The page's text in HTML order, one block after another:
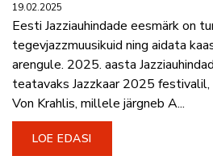
19.02.2025
Eesti Jazziauhindade eesmärk on
tegevjazzmuusikuid ning aidata
arengule. 2025. aasta
teatavaks Jazzkaar 2025
Von Krahlis, millele järgneb A...
LOE EDASI